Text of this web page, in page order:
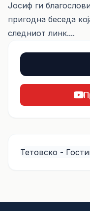
Јосиф ги
пригодна беседа
следниотлинк....
Тетовско -